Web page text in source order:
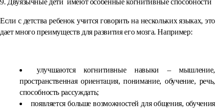
9. Двуязычные дети имеют особенные когнитивные способности
Если с детства ребенок учится говорить на нескольких языках, это
дает много преимуществ для развития его мозга. Например:
улучшаются когнитивные навыки – мышление,
пространственная ориентация, понимание, обучение, речь,
способность рассуждать;
появляется больше возможностей для общения, обучения